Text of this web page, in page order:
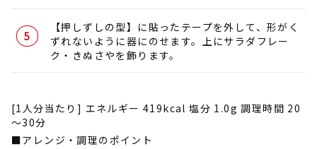
【押しずしの型】に貼ったテープを外して、形がく
ずれないように器にのせます。上にサラダフレー
ク・きぬさやを飾ります。
[1人分当たり] エネルギー 419kcal 塩分 1.0g 調理時間 20
～30分
■アレンジ・調理のポイント